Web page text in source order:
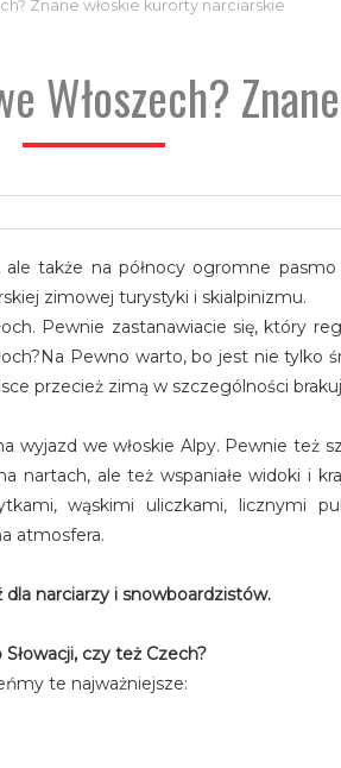
Znane włoskie kurorty narciarskie
Włoszech?
także na północy ogromne
zimowej turystyki i skialpinizmu.
Pewnie zastanawiacie się, który
Pewno warto, bo jest nie tylko
przecież zimą w szczególności
wyjazd we włoskie Alpy. Pewnie też
ale też wspaniałe widoki i
wąskimi uliczkami, licznymi
atmosfera.
narciarzy i snowboardzistów.
czy też Czech?
te najważniejsze: